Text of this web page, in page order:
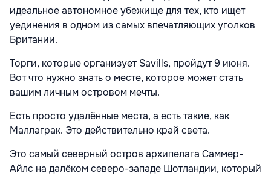
идеальное автономное убежище для тех, кто ищет
уединения в одном из самых впечатляющих уголков
Британии.
Торги, которые организует Savills, пройдут 9 июня.
Вот что нужно знать о месте, которое может стать
вашим личным островом мечты.
Есть просто удалённые места, а есть такие, как
Маллаграк. Это действительно край света.
Это самый северный остров архипелага Саммер-
Айлс на далёком северо-западе Шотландии, который